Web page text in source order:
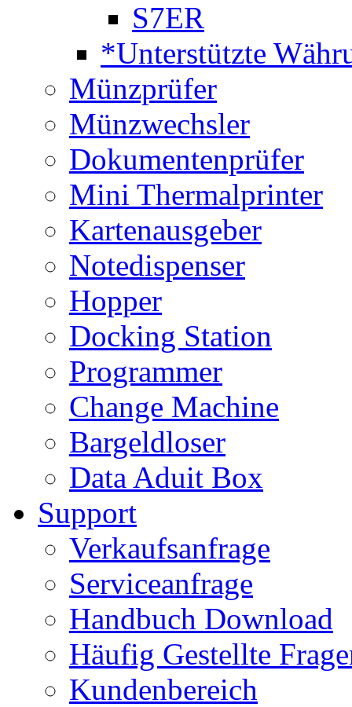
S7ER
*Unterstützte
Münzprüfer
Münzwechsler
Dokumentenprüfer
Mini Thermalprinter
Kartenausgeber
Notedispenser
Hopper
Docking Station
Programmer
Change Machine
Bargeldloser
Data Aduit Box
Support
Verkaufsanfrage
Serviceanfrage
Handbuch Download
Häufig Gestellte
Kundenbereich